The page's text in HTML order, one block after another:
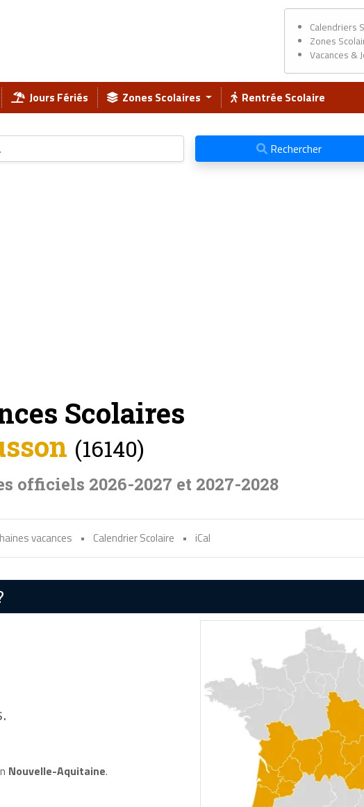
Calendriers
Zones
Vacances &
Jours Fériés Zones Scolaires Rentrée Scolaire
Rechercher
Scolaires
(16140)
officiels 2026-2027 et 2027-2028
vacances • Calendrier Scolaire • iCal
Nouvelle-Aquitaine.